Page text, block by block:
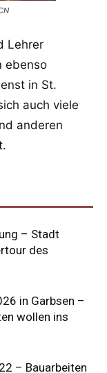
Lehrer
ebenso
in St.
auch viele
anderen
– Stadt
des
in Garbsen –
wollen ins
– Bauarbeiten